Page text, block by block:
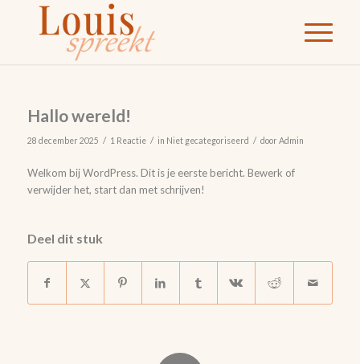
Hallo wereld!
28 december 2025 / 1 Reactie / in Niet gecategoriseerd / door Admin
Welkom bij WordPress. Dit is je eerste bericht. Bewerk of
verwijder het, start dan met schrijven!
Deel dit stuk